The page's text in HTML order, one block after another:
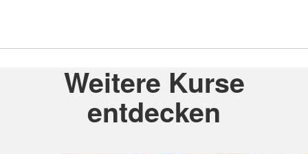
Weitere Kurse
entdecken